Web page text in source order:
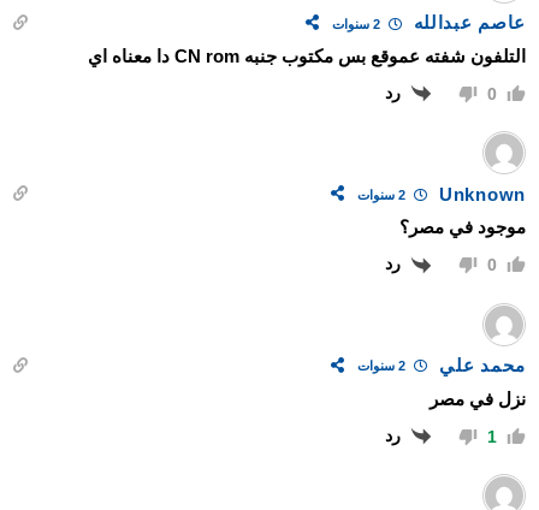
عاصم عبدالله 2 سنوات
التلفون شفته عموقع بس مكتوب جنبه CN rom دا معناه اي
0 رد
Unknown
موجود في مصر؟
0 رد
محمد علي
نزل في مصر
1 رد